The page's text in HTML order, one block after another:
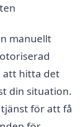
manuellt
att hitta det
din situation.
för att få